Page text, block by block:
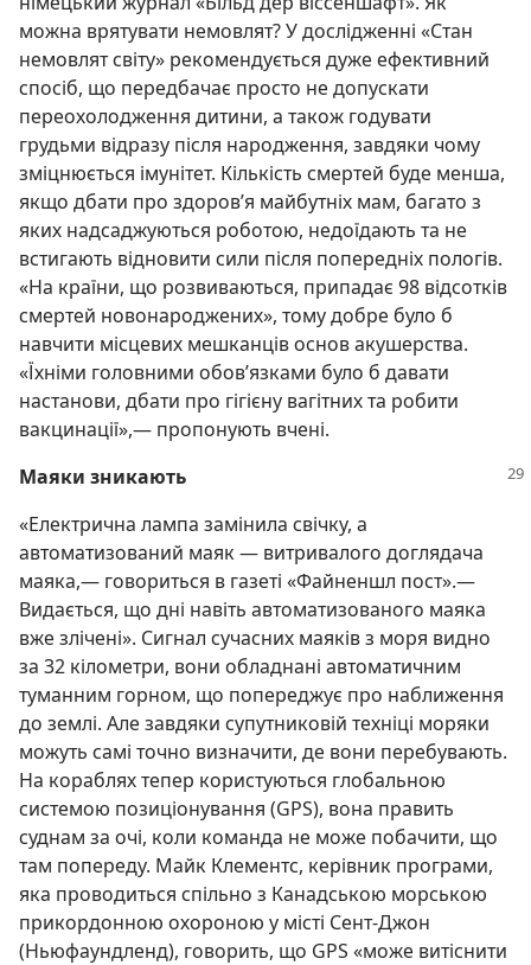
можна врятувати немовлят? У дослідженні «Стан
немовлят світу» рекомендується дуже ефективний
спосіб, що передбачає просто не допускати
переохолодження дитини, а також годувати
грудьми відразу після народження, завдяки чому
зміцнюється імунітет. Кількість смертей буде менша,
якщо дбати про здоров’я майбутніх мам, багато з
яких надсаджуються роботою, недоїдають та не
встигають відновити сили після попередніх пологів.
«На країни, що розвиваються, припадає 98 відсотків
смертей новонароджених», тому добре було б
навчити місцевих мешканців основ акушерства.
«Їхніми головними обов’язками було б давати
настанови, дбати про гігієну вагітних та робити
вакцинації»,— пропонують вчені.
Маяки зникають
«Електрична лампа замінила свічку, а
автоматизований маяк — витривалого доглядача
маяка,— говориться в газеті «Файненшл пост».—
Видається, що дні навіть автоматизованого маяка
вже злічені». Сигнал сучасних маяків з моря видно
за 32 кілометри, вони обладнані автоматичним
туманним горном, що попереджує про наближення
до землі. Але завдяки супутниковій техніці моряки
можуть самі точно визначити, де вони перебувають.
На кораблях тепер користуються глобальною
системою позиціонування (GPS), вона править
суднам за очі, коли команда не може побачити, що
там попереду. Майк Клементс, керівник програми,
яка проводиться спільно з Канадською морською
прикордонною охороною у місті Сент-Джон
(Ньюфаундленд), говорить, що GPS «може витіснити